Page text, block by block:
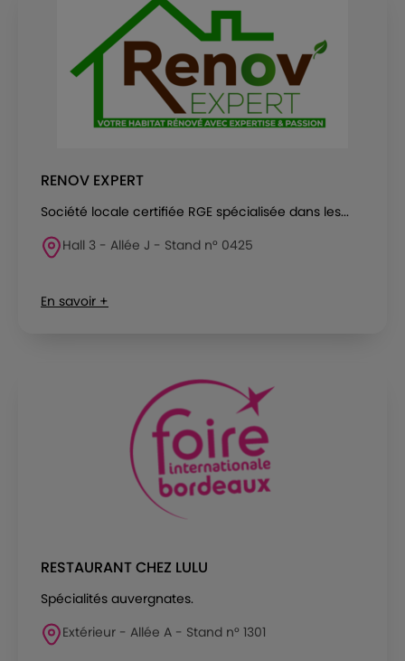
RENOV EXPERT
Société locale certifiée RGE spécialisée dans les...
Hall 3 - Allée J - Stand n° 0425
En savoir +
RESTAURANT CHEZ LULU
Spécialités auvergnates.
Extérieur - Allée A - Stand n° 1301